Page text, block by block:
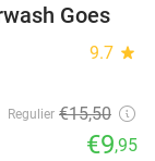
36%
Goes
9.7 star
Regulier €15,50
€9,95